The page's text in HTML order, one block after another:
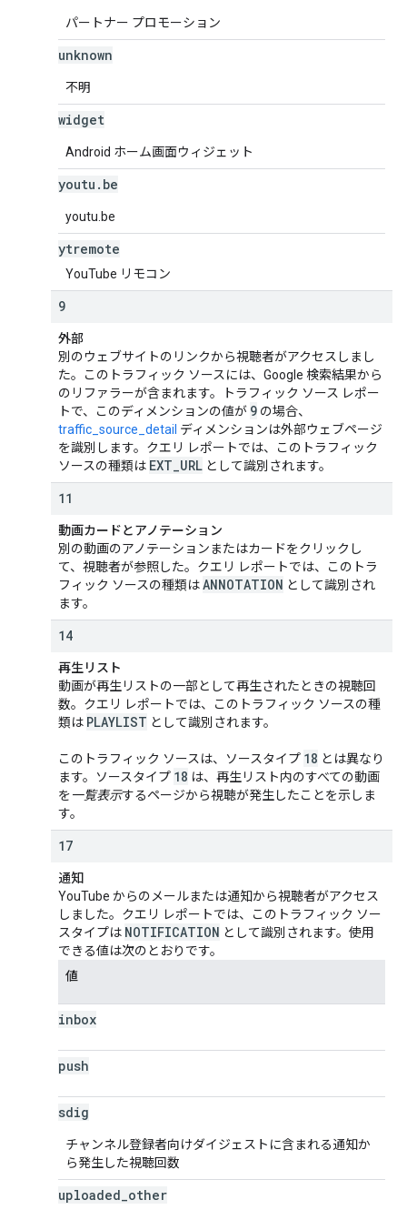
パートナー プロモーション
unknown
不明
widget
Android ホーム画面ウィジェット
youtu . be
youtu.be
ytremote
YouTube リモコン
9
外部
別のウェブサイトのリンクから視聴者がアクセスしまし
た。このトラフィック ソースには、Google 検索結果から
のリファラーが含まれます。トラフィック ソース レポー
トで、このディメンションの値が 9 の場合、
traffic_source_detail ディメンションは外部ウェブページ
を識別します。クエリ レポートでは、このトラフィック
ソースの種類は EXT URL として識別されます。
11
動画カードとアノテーション
別の動画のアノテーションまたはカードをクリックし
て、視聴者が参照した。クエリ レポートでは、このトラ
フィック ソースの種類はANNOTATION として識別され
ます。
14
再生リスト
動画が再生リストの一部として再生されたときの視聴回
数。クエリ レポートでは、このトラフィック ソースの種
類は PLAYLIST として識別されます。
このトラフィック ソースは、ソースタイプ 18 とは異なり
ます。ソースタイプ 18 は、再生リスト内のすべての動画
を一覧表示するページから視聴が発生したことを示しま
す。
17
通知
YouTube からのメールまたは通知から視聴者がアクセス
しました。クエリ レポートでは、このトラフィック ソー
スタイプは NOTIFICATION として識別されます。使用
できる値は次のとおりです。
値
inbox
push
sdig
チャンネル登録者向けダイジェストに含まれる通知か
ら発生した視聴回数
uploaded other